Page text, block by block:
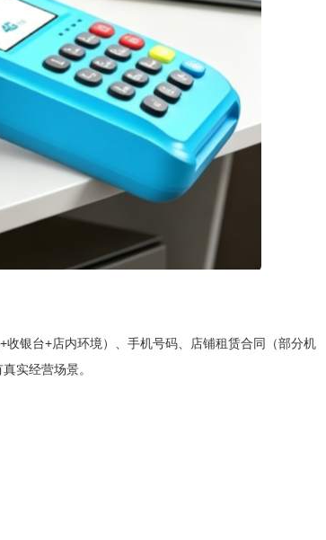
银台+店内环境）、手机号码、店铺租赁合同（部分机
实经营场景。